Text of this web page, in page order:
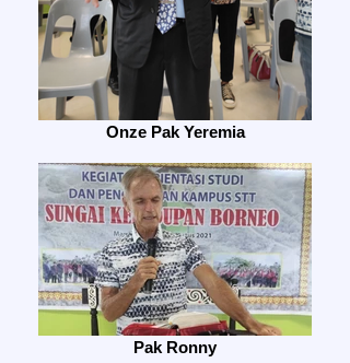
Onze Pak Yeremia
Pak Ronny